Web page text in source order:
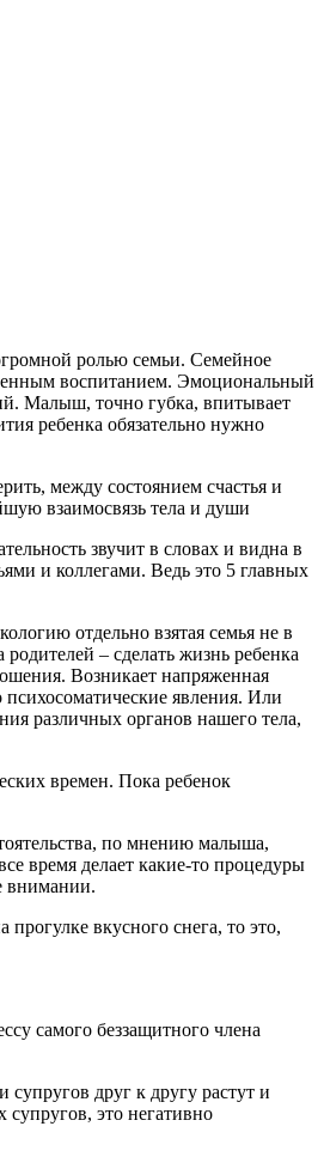
ролью семьи. Семейное
воспитанием. Эмоциональный
Малыш, точно губка, впитывает
ребенка обязательно нужно
между состоянием счастья и
взаимосвязь тела и души
звучит в словах и видна в
и коллегами. Ведь это 5 главных
отдельно взятая семья не в
– сделать жизнь ребенка
Возникает напряженная
явления. Или
различных органов нашего тела,
времен. Пока ребенок
по мнению малыша,
время делает какие-то процедуры
внимании.
вкусного снега, то это,
самого беззащитного члена
друг к другу растут и
это негативно